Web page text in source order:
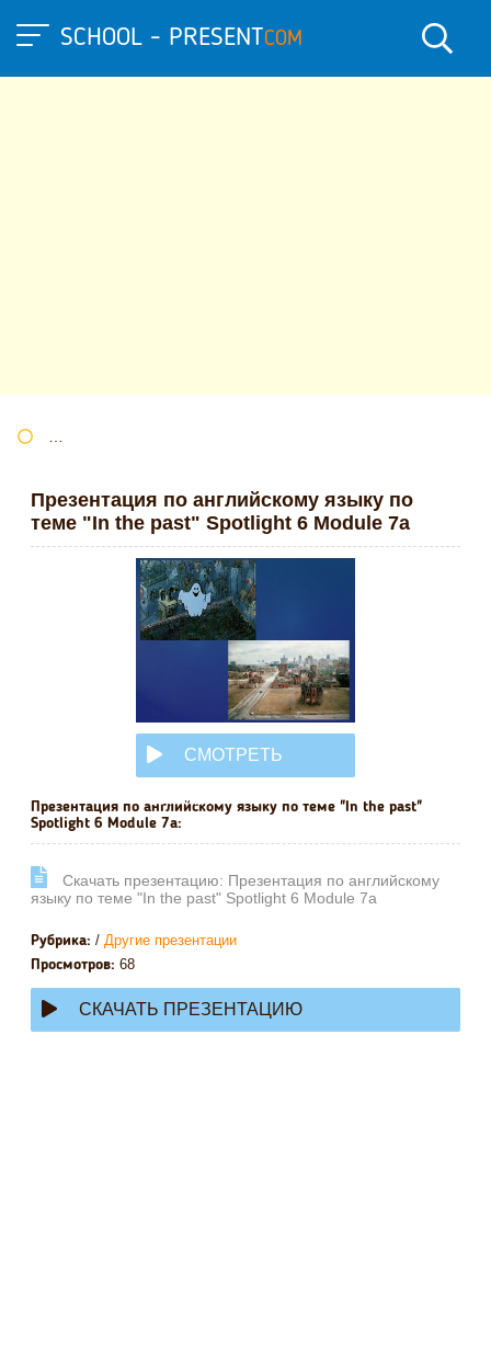
SCHOOL - PRESENTCOM
Презентация по английскому языку по
теме "In the past" Spotlight 6 Module 7a
СМОТРЕТЬ
ОНЛАЙН
Презентация по английскому языку по теме "In the past"
Spotlight 6 Module 7a:
Cкачать презентацию: Презентация по английскому
языку по теме "In the past" Spotlight 6 Module 7a
Рубрика: / Другие презентации
Просмотров: 68
СКАЧАТЬ ПРЕЗЕНТАЦИЮ